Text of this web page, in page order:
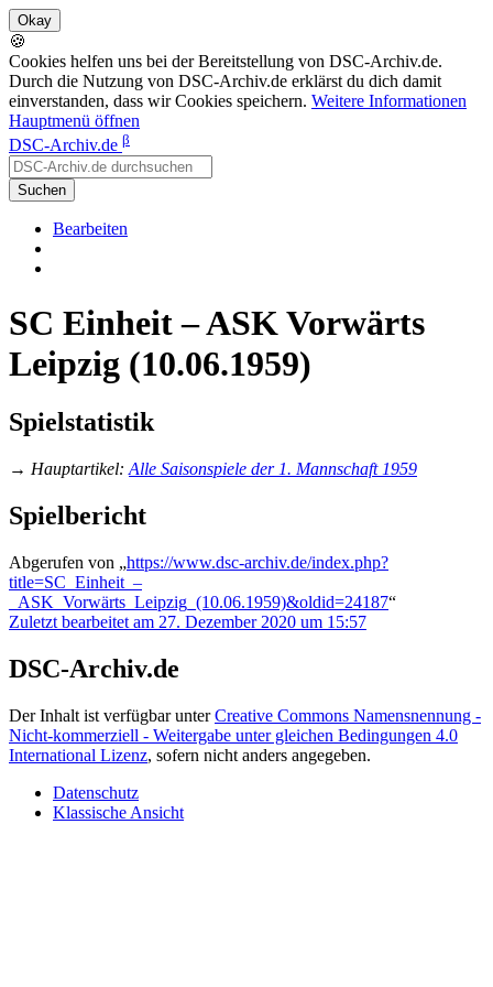
🍪
Cookies helfen uns bei der Bereitstellung von DSC-Archiv.de.
Durch die Nutzung von DSC-Archiv.de erklärst du dich damit
einverstanden, dass wir Cookies speichern. Weitere Informationen
Hauptmenü öffnen
DSC-Archiv.de β
Suchen
Bearbeiten
SC Einheit – ASK Vorwärts
Leipzig (10.06.1959)
Spielstatistik
→ Hauptartikel: Alle Saisonspiele der 1. Mannschaft 1959
Spielbericht
Abgerufen von „https://www.dsc-archiv.de/index.php?
title=SC_Einheit_–
_ASK_Vorwärts_Leipzig_(10.06.1959)&oldid=24187“
Zuletzt bearbeitet am 27. Dezember 2020 um 15:57
DSC-Archiv.de
Der Inhalt ist verfügbar unterCreative Commons Namensnennung -
Nicht-kommerziell - Weitergabe unter gleichen Bedingungen 4.0
International Lizenz, sofern nicht anders angegeben.
Datenschutz
Klassische Ansicht